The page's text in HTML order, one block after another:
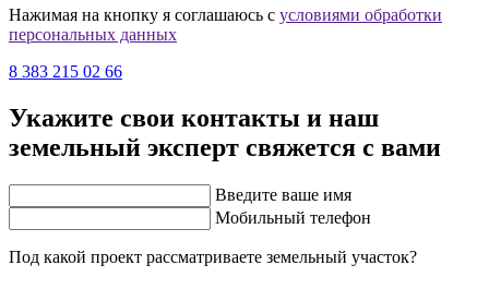
Нажимая на кнопку я соглашаюсь с условиями обработки
персональных данных
8 383 215 02 66
Укажите свои контакты и наш
земельный эксперт свяжется с вами
Введите ваше имя
Мобильный телефон
Под какой проект рассматриваете земельный участок?